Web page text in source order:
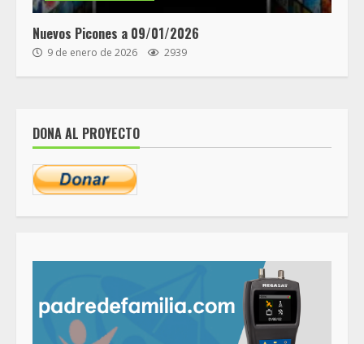
Nuevos Picones a 09/01/2026
9 de enero de 2026 2939
DONA AL PROYECTO